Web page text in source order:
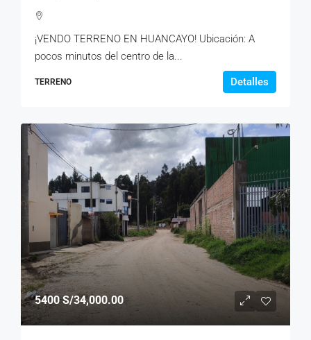
¡VENDO TERRENO EN HUANCAYO! Ubicación: A
pocos minutos del centro de la...
TERRENO Detalles
5400S/34,000.00